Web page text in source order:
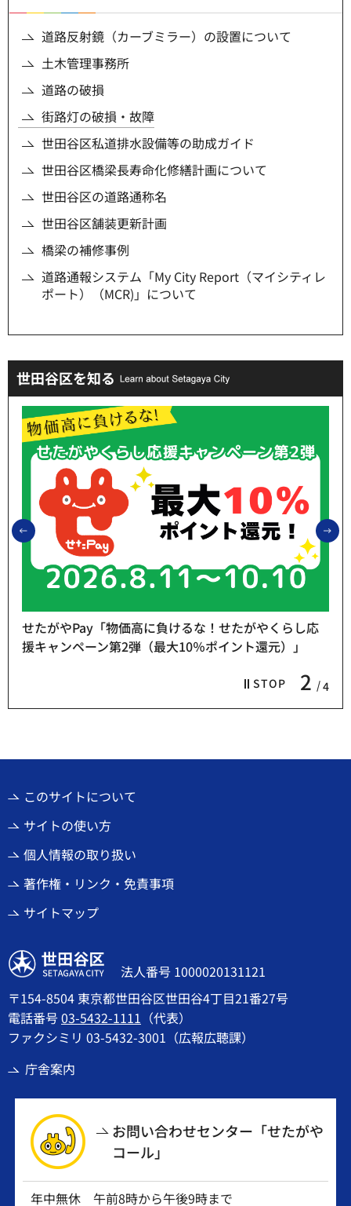
道路反射鏡（カーブミラー）の設置について
土木管理事務所
道路の破損
街路灯の破損・故障
世田谷区私道排水設備等の助成ガイド
世田谷区橋梁長寿命化修繕計画について
世田谷区の道路通称名
世田谷区舗装更新計画
橋梁の補修事例
道路通報システム「My City Report（マイシティレ
ポート）（MCR)」について
世田谷区を知る
前のスライドを表示
STOP 2 4
せたがやPay「物価高に負けるな！せたがやくらし応
援キャンペーン第2弾（最大10％ポイント還元）」
このサイトについて
サイトの使い方
個人情報の取り扱い
著作権・リンク・免責事項
サイトマップ
世田谷区
法人番号 1000020131121
〒154-8504 東京都世田谷区世田谷4丁目21番27号
電話番号03-5432-1111 （代表）
ファクシミリ 03-5432-3001（広報広聴課）
庁舎案内
お問い合わせセンター「せたがや
コール」
年中無休 午前8時から午後9時まで